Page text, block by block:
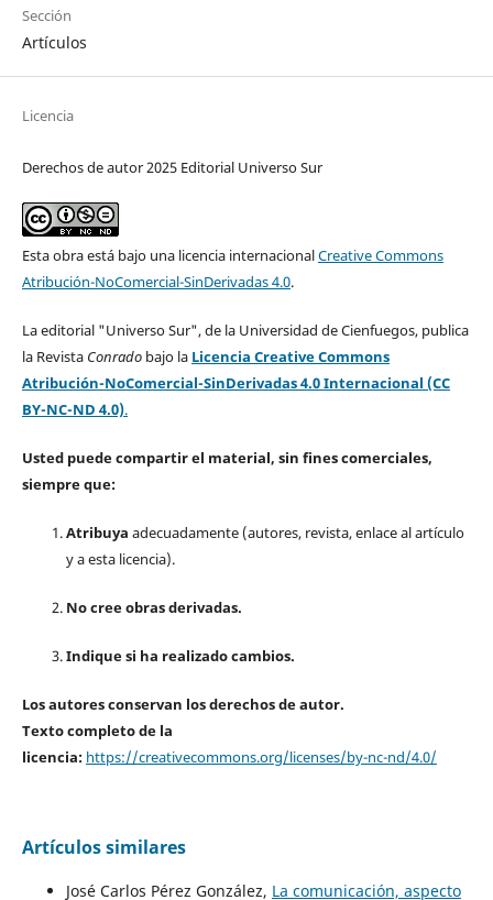
Sección
Artículos
Licencia
Derechos de autor 2025 Editorial Universo Sur
Esta obra está bajo una licencia internacionalCreative Commons
Atribución-NoComercial-SinDerivadas 4.0.
La editorial "Universo Sur", de la Universidad de Cienfuegos, publica
la Revista Conradobajo la Licencia Creative Commons
Atribución-NoComercial-SinDerivadas 4.0 Internacional (CC
BY-NC-ND 4.0).
Usted puede compartir el material, sin fines comerciales,
siempre que:
Atribuya adecuadamente (autores, revista, enlace al artículo
y a esta licencia).
No cree obras derivadas.
Indique si ha realizado cambios.
Los autores conservan los derechos de autor.
Texto completo de la
licencia: https://creativecommons.org/licenses/by-nc-nd/4.0/
Artículos similares
José Carlos Pérez González, La comunicación, aspecto